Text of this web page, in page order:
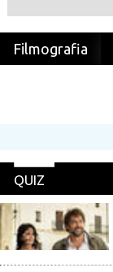
Filmografia
QUIZ